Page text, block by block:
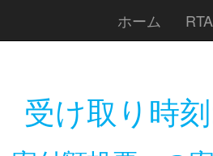
ホーム RTA
受け取り時